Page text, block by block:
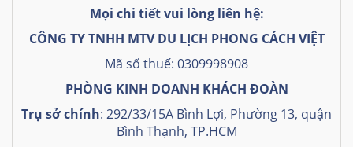
Mọi chi tiết vui lòng liên hệ:
CÔNG TY TNHH MTV DU LỊCH PHONG CÁCH VIỆT
Mã số thuế: 0309998908
PHÒNG KINH DOANH KHÁCH ĐOÀN
Trụ sở chính: 292/33/15A Bình Lợi, Phường 13, quận
Bình Thạnh, TP.HCM